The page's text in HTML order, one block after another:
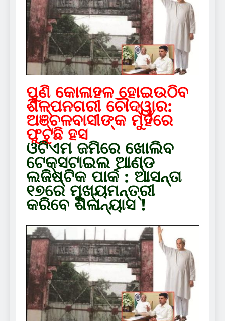
ପୁଣି କୋଳାହଳ ହୋଇଉଠିବ
ଶିଳ୍ପନଗରୀ ଚୌଦ୍ୱାର:
ଅଞ୍ଚଳବାସୀଙ୍କ ମୁହଁରେ
ଫୁଟୁଛି ହସ
ଓଟିଏମ ଜମିରେ ଖୋଲିବ
ଟେକ୍ସଟାଇଲ ଆଣ୍ଡ
ଲଜିଷ୍ଟିକ ପାର୍କ : ଆସନ୍ତା
୧୭ରେ ମୁଖ୍ୟମନ୍ତ୍ରୀ
କରିବେ ଶିଳାନ୍ୟାସ !